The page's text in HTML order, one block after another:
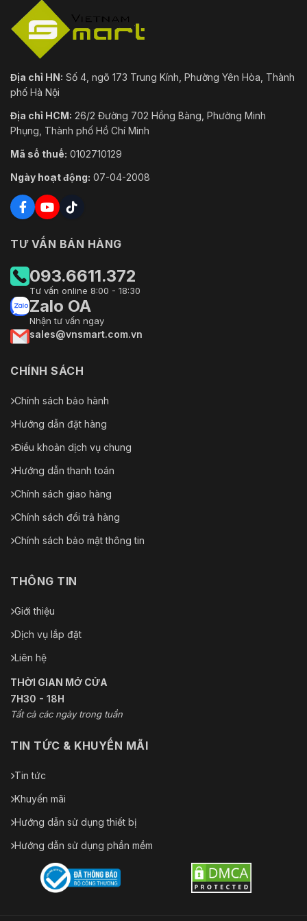
Địa chỉ HN: Số 4, ngõ 173 Trung Kính, Phường Yên Hòa, Thành
phố Hà Nội
Địa chỉ HCM: 26/2 Đường 702 Hồng Bàng, Phường Minh
Phụng, Thành phố Hồ Chí Minh
Mã số thuế: 0102710129
Ngày hoạt động: 07-04-2008
TƯ VẤN BÁN HÀNG
093.6611.372
Tư vấn online 8:00 - 18:30
Zalo OA
Nhận tư vấn ngay
sales@vnsmart.com.vn
CHÍNH SÁCH
Chính sách bảo hành
Hướng dẫn đặt hàng
Điều khoản dịch vụ chung
Hướng dẫn thanh toán
Chính sách giao hàng
Chính sách đổi trả hàng
Chính sách bảo mật thông tin
THÔNG TIN
Giới thiệu
Dịch vụ lắp đặt
Liên hệ
THỜI GIAN MỞ CỬA
7H30 - 18H
Tất cả các ngày trong tuần
TIN TỨC & KHUYẾN MÃI
Tin tức
Khuyến mãi
Hướng dẫn sử dụng thiết bị
Hướng dẫn sử dụng phần mềm